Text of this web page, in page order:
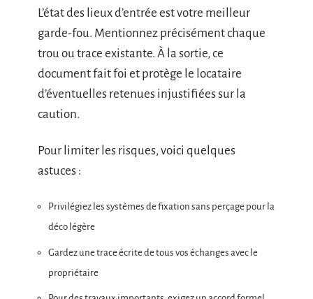
L’état des lieux d’entrée est votre meilleur
garde-fou. Mentionnez précisément chaque
trou ou trace existante. À la sortie, ce
document fait foi et protège le locataire
d’éventuelles retenues injustifiées sur la
caution.
Pour limiter les risques, voici quelques
astuces :
Privilégiez les systèmes de fixation sans perçage pour la
déco légère
Gardez une trace écrite de tous vos échanges avec le
propriétaire